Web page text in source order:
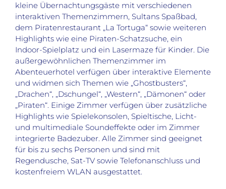
kleine Übernachtungsgäste mit verschiedenen
interaktiven Themenzimmern, Sultans Spaßbad,
dem Piratenrestaurant „La Tortuga“ sowie weiteren
Highlights wie eine Piraten-Schatzsuche, ein
Indoor-Spielplatz und ein Lasermaze für Kinder. Die
außergewöhnlichen Themenzimmer im
Abenteuerhotel verfügen über interaktive Elemente
und widmen sich Themen wie „Ghostbusters“,
„Drachen“, „Dschungel“, „Western“, „Dämonen“ oder
„Piraten“. Einige Zimmer verfügen über zusätzliche
Highlights wie Spielekonsolen, Spieltische, Licht-
und multimediale Soundeffekte oder im Zimmer
integrierte Badezuber. Alle Zimmer sind geeignet
für bis zu sechs Personen und sind mit
Regendusche, Sat-TV sowie Telefonanschluss und
kostenfreiem WLAN ausgestattet.